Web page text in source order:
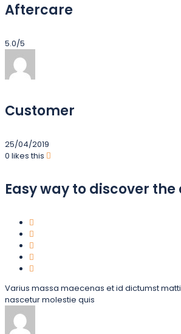
Aftercare
5.0/5
Customer
25/04/2019
0 likes this
Easy way to discover the
Varius massa maecenas et id dictumst
nascetur molestie quis